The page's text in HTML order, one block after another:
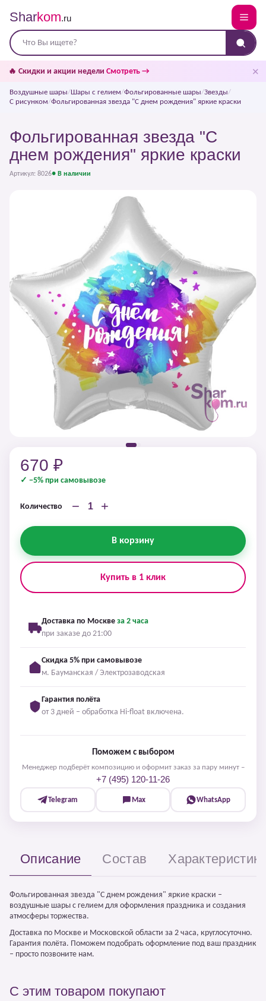
Sharkom.ru
🔥 Скидки и акции недели Смотреть → ✕
Воздушные шары/Шары с гелием/Фольгированные шары/Звезды/
С рисунком/Фольгированная звезда "С днем рождения" яркие краски
Фольгированная звезда "С
днем рождения" яркие краски
Артикул: 8026● В наличии
670 ₽
✓ −5% при самовывозе
Количество − +
В корзину
Купить в 1 клик
Доставка по Москве за 2 часа
при заказе до 21:00
Скидка 5% при самовывозе
м. Бауманская / Электрозаводская
Гарантия полёта
от 3 дней – обработка Hi-float включена.
Поможем с выбором
Менеджер подберёт композицию и оформит заказ за пару минут –
+7 (495) 120-11-26
Telegram Max WhatsApp
Описание Состав
Фольгированная звезда "С днем рождения" яркие краски –
воздушные шары с гелием для оформления праздника и создания
атмосферы торжества.
Доставка по Москве и Московской области за 2 часа, круглосуточно.
Гарантия полёта. Поможем подобрать оформление под ваш праздник
– просто позвоните нам.
С этим товаром покупают